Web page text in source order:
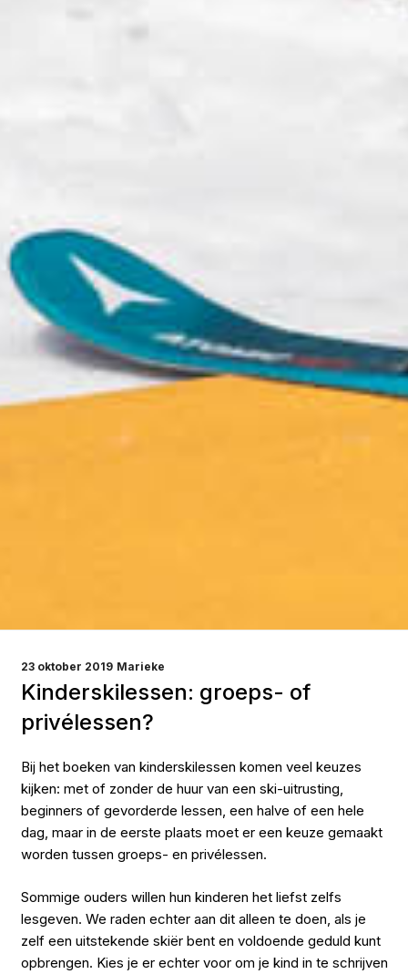
GEPLAATST
OP
23 oktober 2019 Marieke
Kinderskilessen: groeps- of
privélessen?
Bij het boeken van kinderskilessen komen veel keuzes
kijken: met of zonder de huur van een ski-uitrusting,
beginners of gevorderde lessen, een halve of een hele
dag, maar in de eerste plaats moet er een keuze gemaakt
worden tussen groeps- en privélessen.
Sommige ouders willen hun kinderen het liefst zelfs
lesgeven. We raden echter aan dit alleen te doen, als je
zelf een uitstekende skiër bent en voldoende geduld kunt
opbrengen. Kies je er echter voor om je kind in te schrijven